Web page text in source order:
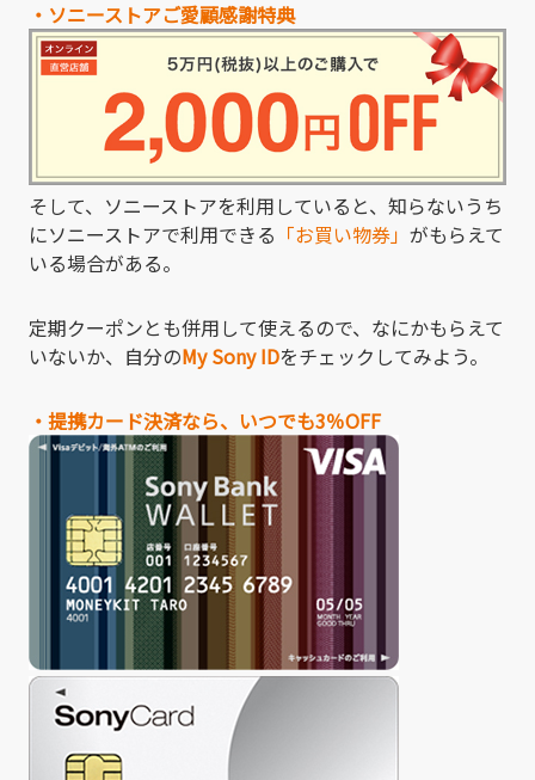
・ソニーストアご愛顧感謝特典
そして、ソニーストアを利用していると、知らないうち
にソニーストアで利用できる 「お買い物券」 がもらえて
いる場合がある。
定期クーポンとも併用して使えるので、なにかもらえて
いないか、自分のMy Sony IDをチェックしてみよう。
・提携カード決済なら、いつでも3％OFF